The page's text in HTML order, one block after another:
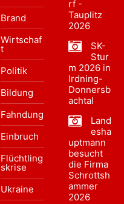
Brand
Wirtschaf
t
Politik
Bildung
Fahndung
Einbruch
Flüchtling
skrise
Ukraine
rf -
Tauplitz
2026
SK-
Stur
m 2026 in
Irdning-
Donnersb
achtal
Land
esha
uptmann
besucht
die Firma
Schrottsh
ammer
2026